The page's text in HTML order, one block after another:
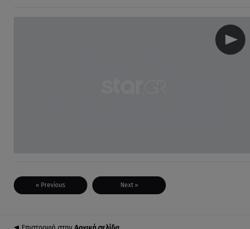
« Previous Next »